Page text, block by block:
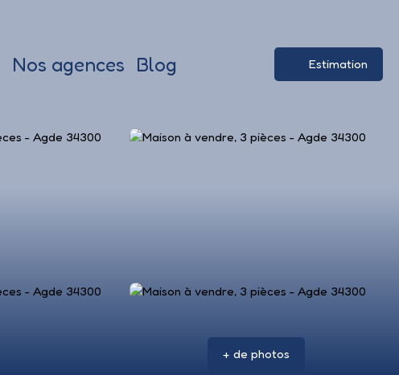
Nos agences Blog Estimation
+ de photos